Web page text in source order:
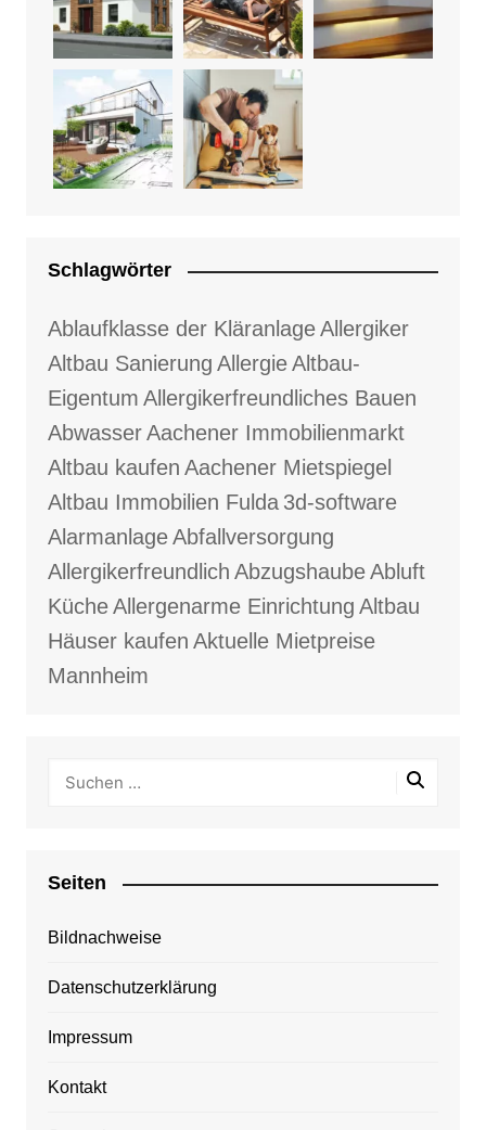
Schlagwörter
Ablaufklasse der KläranlageAllergiker
Altbau Sanierung AllergieAltbau-
Eigentum Allergikerfreundliches Bauen
AbwasserAachener Immobilienmarkt
Altbau kaufen Aachener Mietspiegel
Altbau Immobilien Fulda 3d-software
AlarmanlageAbfallversorgung
Allergikerfreundlich AbzugshaubeAbluft
KücheAllergenarme Einrichtung Altbau
Häuser kaufen Aktuelle Mietpreise
Mannheim
Seiten
Bildnachweise
Datenschutzerklärung
Impressum
Kontakt